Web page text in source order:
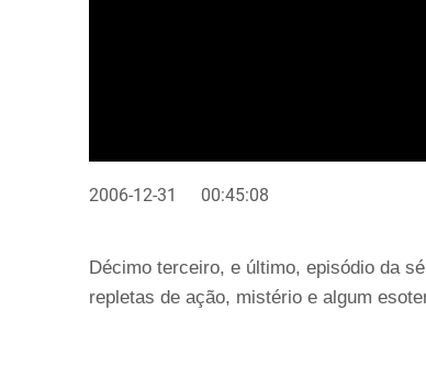
2006-12-31 00:45:08
Décimo terceiro, e último, episódio da
repletas de ação, mistério e algum